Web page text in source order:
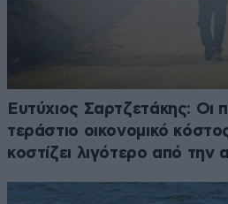
Ευτύχιος Σαρτζετάκης: Οι
τεράστιο οικονομικό
κοστίζει λιγότερο από την